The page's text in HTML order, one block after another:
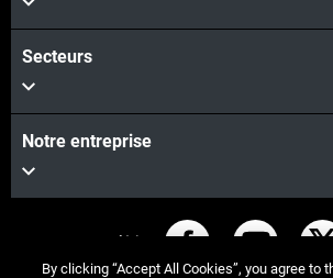
Secteurs
Notre entreprise
Restez connecté(e)
By clicking “Accept All Cookies”, you agree to